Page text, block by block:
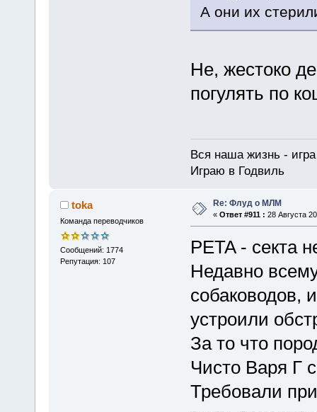
А они их
Не, жестоко
погулять по
Вся наша жизнь -
Играю в Годвиль
toka
Команда переводчиков
Сообщений: 1774
Репутация: 107
Re: Флуд о МЛМ
« Ответ #911 : 28 Августа
PETA - секта
Недавно
собаководов,
устроили
За то что
Чисто Варя Г
Требовали